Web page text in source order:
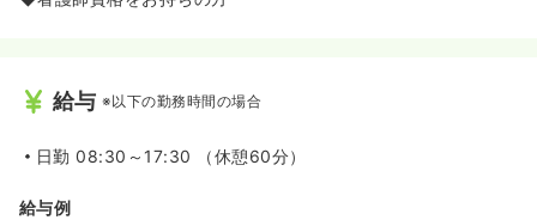
給与 ※以下の勤務時間の場合
日勤 08:30～17:30 （休憩60分）
給与例